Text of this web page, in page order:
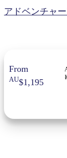
アドベンチャ
From
AU$1,195